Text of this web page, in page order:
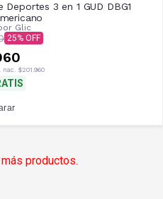
Deportes 3 en 1 GUD DBG1
Glic
25
nac. $201.960
más productos.